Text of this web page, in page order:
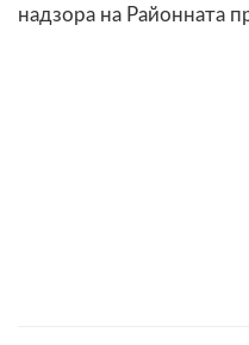
надзора на Районната